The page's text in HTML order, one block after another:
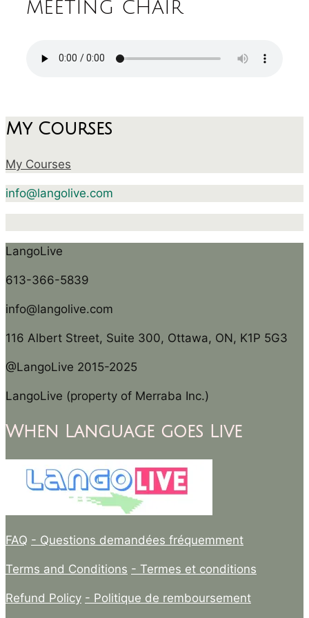
meeting chair
My Courses
My Courses
info@langolive.com
LangoLive
613-366-5839
info@langolive.com
116 Albert Street, Suite 300, Ottawa, ON, K1P 5G3
@LangoLive 2015-2025
LangoLive (property of Merraba Inc.)
When Language goes Live
FAQ - Questions demandées fréquemment
Terms and Conditions - Termes et conditions
Refund Policy - Politique de remboursement